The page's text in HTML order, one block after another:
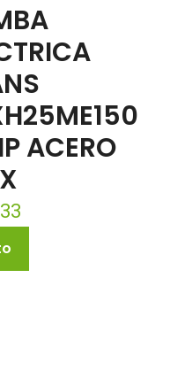
ACERO